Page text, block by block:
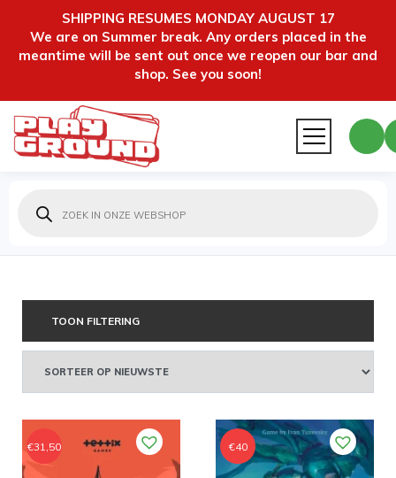
SHIPPING RESUMES MONDAY AUGUST 17
We are on Summer break. Any orders placed in the
meantime will be sent out once we reopen our bar and
shop. See you soon!
zoeken
TOON FILTERING
€31,50 €40